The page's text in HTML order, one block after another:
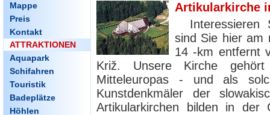
Mappe
Preis
Kontakt
ATTRAKTIONEN
Aquapark
Schifahren
Touristik
Badeplätze
Höhlen
Artikularkirche
Interessieren
sind Sie hier am
14 -km entfernt
Križ. Unsere Kirche
Mitteleuropas - und als
Kunstdenkmäler der
Artikularkirchen bilden in der